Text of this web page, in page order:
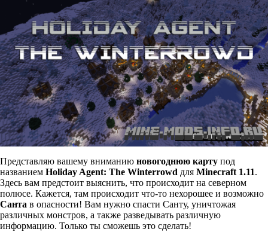
Представляю вашему вниманию новогоднюю карту под
названием Holiday Agent: The Winterrowd для Minecraft 1.11.
Здесь вам предстоит выяснить, что происходит на северном
полюсе. Кажется, там происходит что-то нехорошее и возможно
Санта в опасности! Вам нужно спасти Санту, уничтожая
различных монстров, а также разведывать различную
информацию. Только ты сможешь это сделать!